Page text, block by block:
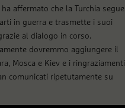
affermato che la Turchia segue
in guerra e trasmette i suoi
al dialogo in corso.
dovremmo aggiungere il
Mosca e Kiev e i ringraziamenti
comunicati ripetutamente su